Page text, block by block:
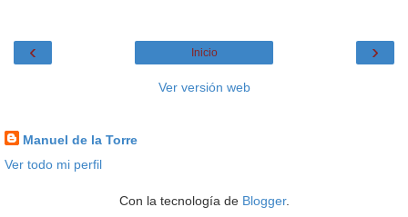
‹ ›
Inicio
Ver versión web
Manuel de la Torre
Ver todo mi perfil
Con la tecnología de Blogger.